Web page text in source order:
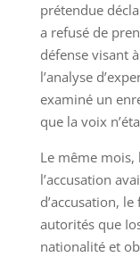
prétendue
a refusé de
défense visant
l’analyse
examiné un
que la voix
Le même mois,
l’accusation
d’accusation,
autorités que
nationalité et